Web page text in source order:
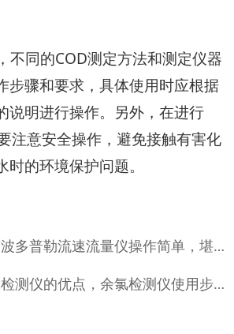
不同的COD测定方法和测定仪器
步骤和要求，具体使用时应根据
说明进行操作。另外，在进行
注意安全操作，避免接触有害化
的环境保护问题。
多普勒流速流量仪操作简单，堪
测仪的优点，余氯检测仪使用步